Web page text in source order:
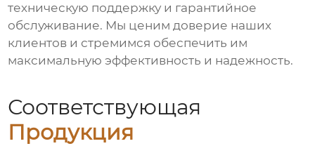
техническую поддержку и гарантийное
обслуживание. Мы ценим доверие наших
клиентов и стремимся обеспечить им
максимальную эффективность и надежность.
Соответствующая
Продукция